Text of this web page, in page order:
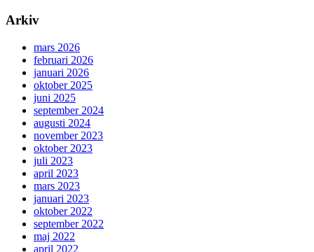
Arkiv
mars 2026
februari 2026
januari 2026
oktober 2025
juni 2025
september 2024
augusti 2024
november 2023
oktober 2023
juli 2023
april 2023
mars 2023
januari 2023
oktober 2022
september 2022
maj 2022
april 2022